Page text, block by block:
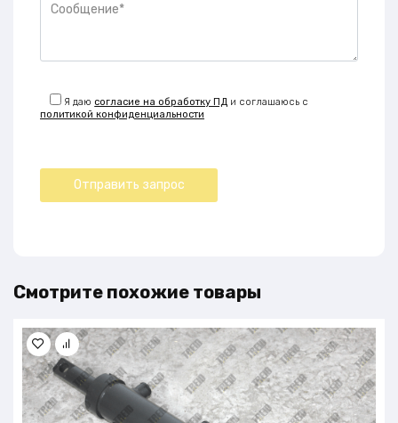
Я даюсогласие на обработку ПД и соглашаюсь с
политикой конфиденциальности
Смотрите похожие товары